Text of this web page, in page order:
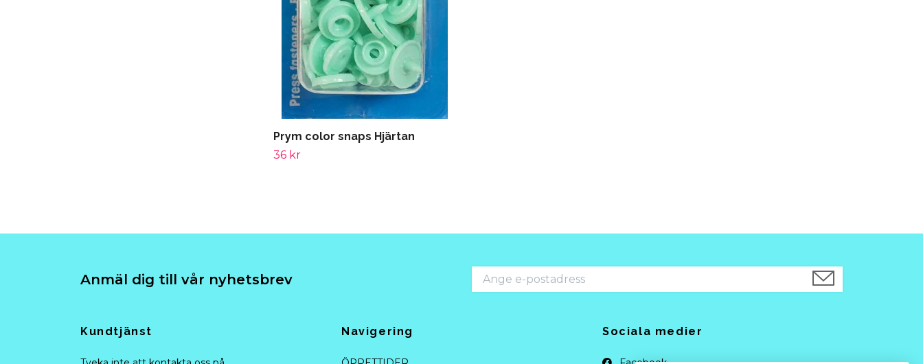
Prym color snaps Hjärtan
36 kr
Anmäl dig till vår nyhetsbrev
Kundtjänst Navigering Sociala medier